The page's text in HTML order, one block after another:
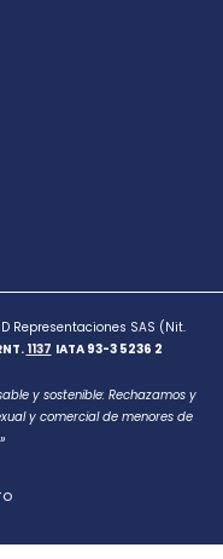
Representaciones SAS (Nit.
1137 IATA 93-3 5236 2
y sostenible: Rechazamos y
y comercial de menores de